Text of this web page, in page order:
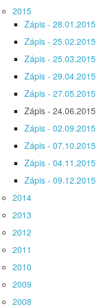
2015
Zápis - 28.01.2015
Zápis - 25.02.2015
Zápis - 25.03.2015
Zápis - 29.04.2015
Zápis - 27.05.2015
Zápis - 24.06.2015
Zápis - 02.09.2015
Zápis - 07.10.2015
Zápis - 04.11.2015
Zápis - 09.12.2015
2014
2013
2012
2011
2010
2009
2008